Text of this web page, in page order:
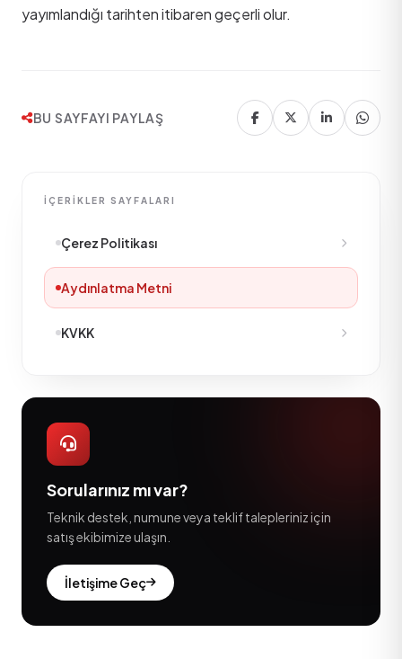
yayımlandığı tarihten itibaren geçerli olur.
BU SAYFAYI PAYLAŞ
İÇERIKLER SAYFALARI
Çerez Politikası
Aydınlatma Metni
KVKK
Sorularınız mı var?
Teknik destek, numune veya teklif talepleriniz için
satış ekibimize ulaşın.
İletişime Geç